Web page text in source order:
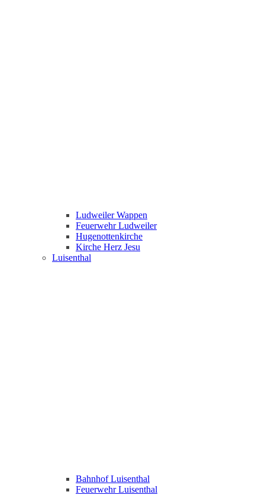
Ludweiler Wappen
Feuerwehr Ludweiler
Hugenottenkirche
Kirche Herz Jesu
Luisenthal
Bahnhof Luisenthal
Feuerwehr Luisenthal